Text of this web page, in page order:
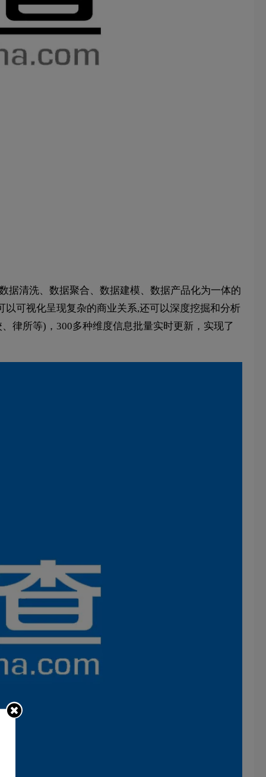
据清洗、数据聚合、数据建模、数据产品化为一体的
可视化呈现复杂的商业关系,还可以深度挖掘和分析
律所等)，300多种维度信息批量实时更新，实现了